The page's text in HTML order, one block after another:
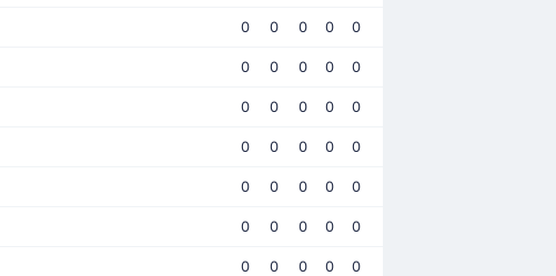
0 0 0 0 0
0 0 0 0 0
0 0 0 0 0
0 0 0 0 0
0 0 0 0 0
0 0 0 0 0
0 0 0 0 0